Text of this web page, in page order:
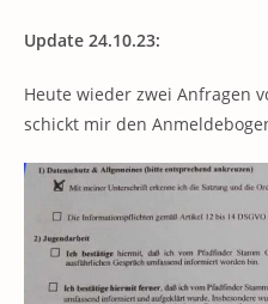
Update 24.10.23:
Heute wieder zwei Anfragen
schickt mir den